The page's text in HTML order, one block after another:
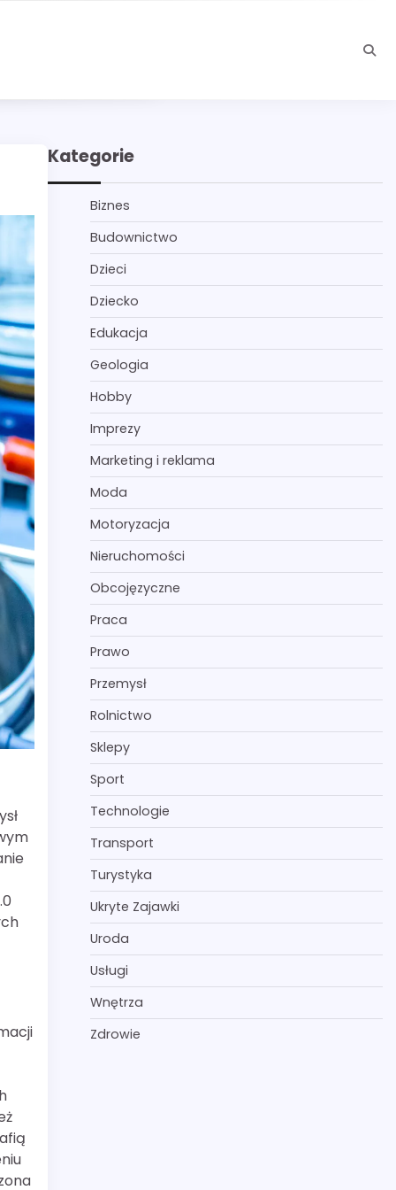
Kategorie
Biznes
Budownictwo
Dzieci
Dziecko
Edukacja
Geologia
Hobby
Imprezy
Marketing i reklama
Moda
Motoryzacja
Nieruchomości
Obcojęzyczne
Praca
Prawo
Przemysł
Rolnictwo
Sklepy
Sport
Technologie
Transport
Turystyka
Ukryte Zajawki
Uroda
Usługi
Wnętrza
Zdrowie